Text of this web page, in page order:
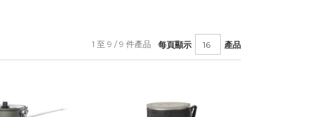
每頁顯示 產品
1 至 9 / 9 件產品